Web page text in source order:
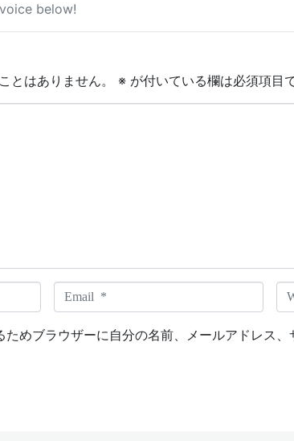
below!
とはありません。 ※ が付いている欄は必須項目
m
a
W
e
めブラウザーに自分の名前、メールアドレス、